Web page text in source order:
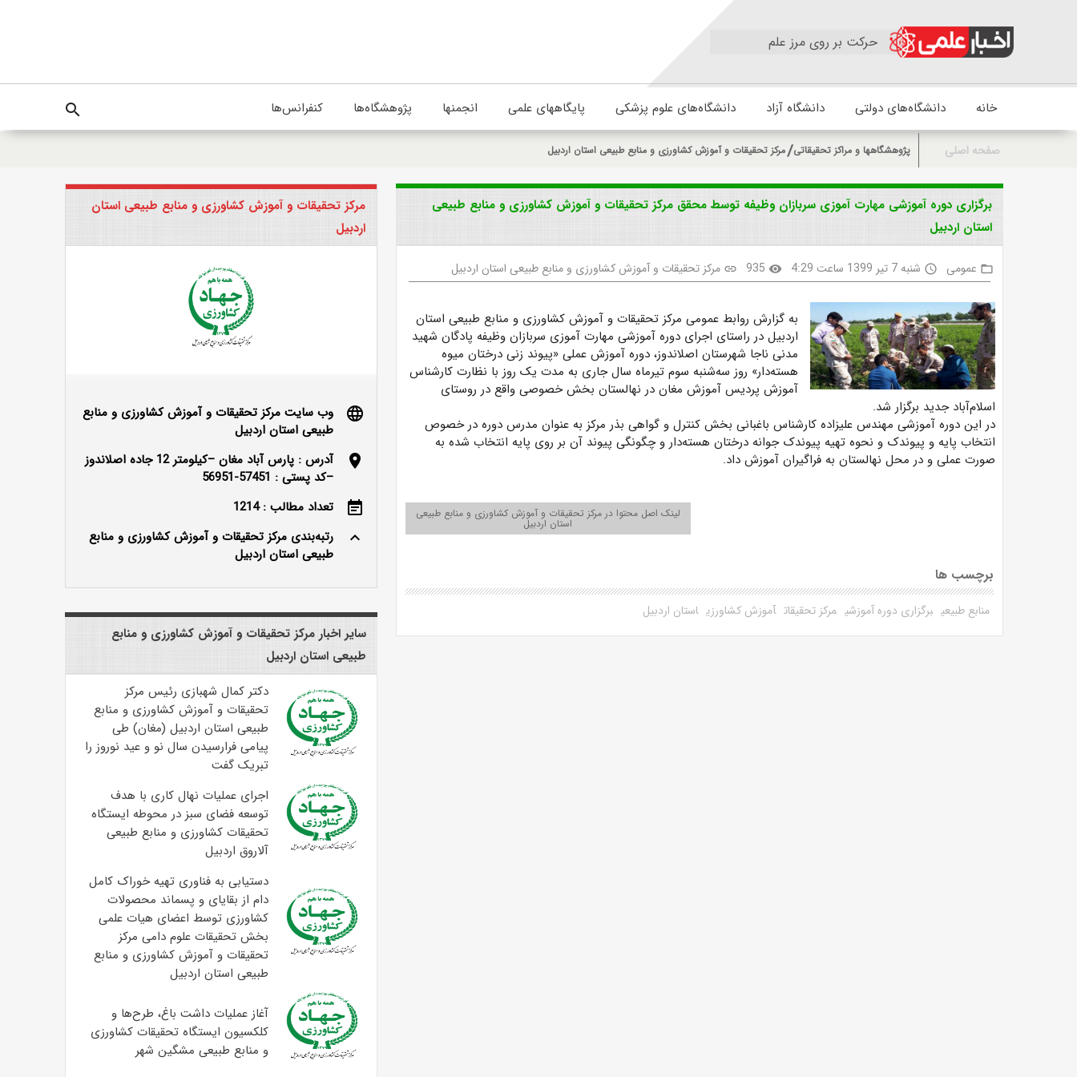
حرکت بر روی مرز علم
خانه دانشگاه‌های دولتی دانشگاه آزاد دانشگاه‌های علوم پزشکی پایگاههای علمی انجمنها پژوهشگاه‌ها کنفرانس‌ها search
صفحه اصلی پژوهشگاهها و مراکز تحقیقاتی مرکز تحقیقات و آموزش کشاورزی و منابع طبیعی استان اردبیل
برگزاری دوره آموزشی مهارت آموزی سربازان وظیفه توسط محقق مرکز تحقیقات و آموزش کشاورزی و منابع طبیعی
استان اردبیل
folder_open عمومی access_time شنبه 7 تیر 1399 ساعت 4:29 visibility
935
link مرکز تحقیقات و آموزش کشاورزی و منابع طبیعی استان اردبیل
به گزارش روابط عمومی مرکز تحقیقات و آموزش کشاورزی و منابع طبیعی استان
اردبیل در راستای اجرای دوره آموزشی مهارت آموزی سربازان وظیفه پادگان شهید
مدنی ناجا شهرستان اصلاندوز، دوره آموزش عملی «پیوند زنی درختان میوه
هسته‌دار» روز سه‌شنبه سوم تیرماه سال جاری به مدت یک روز با نظارت کارشناس
آموزش پردیس آموزش مغان در نهالستان بخش خصوصی واقع در روستای
اسلام‌آباد جدید برگزار شد.
در این دوره آموزشی مهندس علیزاده کارشناس باغبانی بخش کنترل و گواهی بذر مرکز به عنوان مدرس دوره در خصوص
انتخاب پایه و پیوندک و نحوه تهیه پیوندک جوانه درختان هسته‌دار و چگونگی پیوند آن بر روی پایه انتخاب شده به
صورت عملی و در محل نهالستان به فراگیران آموزش داد.
لینک اصل محتوا در مرکز تحقیقات و آموزش کشاورزی و منابع طبیعی
استان اردبیل
برچسب ها
منابع طبیعی برگزاری دوره آموزشی مرکز تحقیقات آموزش کشاورزی استان اردبیل
مرکز تحقیقات و آموزش کشاورزی و منابع طبیعی استان
اردبیل
language
وب سایت مرکز تحقیقات و آموزش کشاورزی و منابع
طبیعی استان اردبیل
location_on
آدرس : پارس آباد مغان –کیلومتر 12 جاده اصلاندوز
–کد پستی : 57451-56951
event_note
تعداد مطالب : 1214
keyboard_arrow_up
رتبه‌بندی مرکز تحقیقات و آموزش کشاورزی و منابع
طبیعی استان اردبیل
سایر اخبار مرکز تحقیقات و آموزش کشاورزی و منابع
طبیعی استان اردبیل
دکتر کمال شهبازی رئیس مرکز
تحقیقات و آموزش کشاورزی و منابع
طبیعی استان اردبیل (مغان) طی
پیامی فرارسیدن سال نو و عید نوروز را
تبریک گفت
اجرای عملیات نهال کاری با هدف
توسعه فضای سبز در محوطه ایستگاه
تحقیقات کشاورزی و منابع طبیعی
آلاروق اردبیل
دستیابی به فناوری تهیه خوراک کامل
دام از بقایای و پسماند محصولات
کشاورزی توسط اعضای هیات علمی
بخش تحقیقات علوم دامی مرکز
تحقیقات و آموزش کشاورزی و منابع
طبیعی استان اردبیل
آغاز عملیات داشت باغ، طرح‌ها و
کلکسیون ایستگاه تحقیقات کشاورزی
و منابع طبیعی مشگین شهر